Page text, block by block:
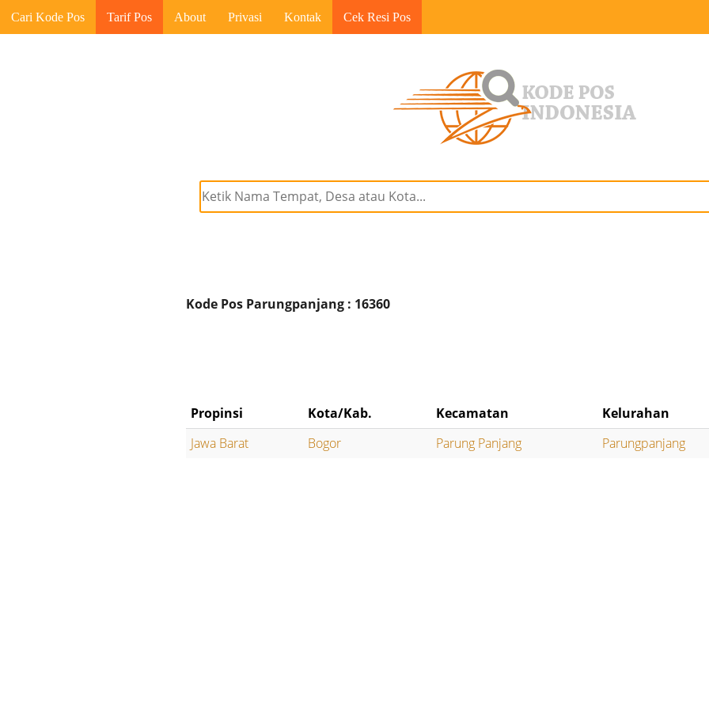
Cari Kode Pos Tarif Pos About Privasi Kontak Cek Resi Pos
Kode Pos Parungpanjang : 16360
Propinsi Kota/Kab. Kecamatan
Kelurahan
Jawa Barat
Bogor Parung Panjang Parungpanjang